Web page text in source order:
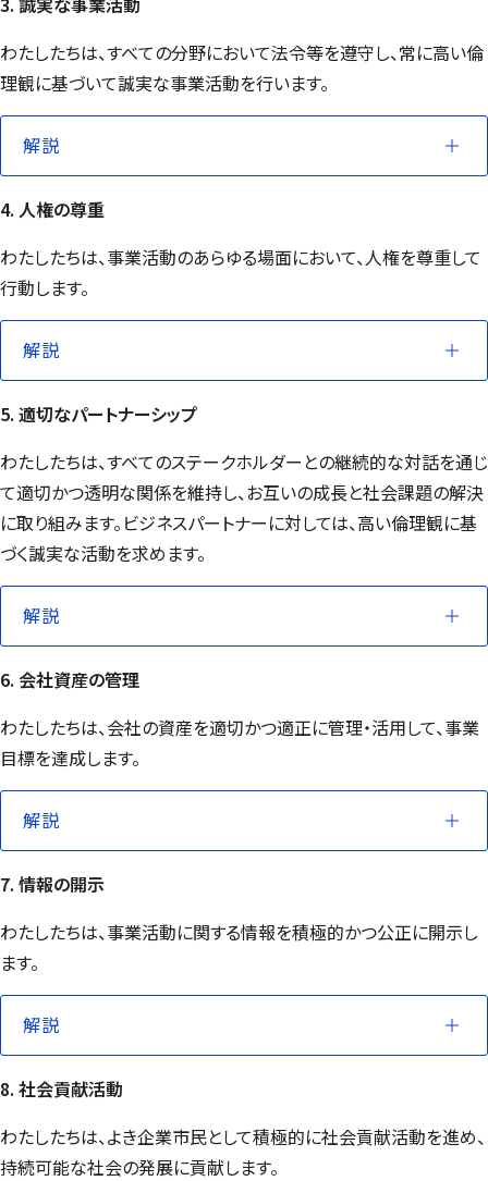
わたしたちは、すべての分野において法令等を遵守し、常に高い倫
理観に基づいて誠実な事業活動を行います。
解説
4. 人権の尊重
わたしたちは、事業活動のあらゆる場面において、人権を尊重して
行動します。
解説
5. 適切なパートナーシップ
わたしたちは、すべてのステークホルダーとの継続的な対話を通じ
て適切かつ透明な関係を維持し、お互いの成長と社会課題の解決
に取り組みます。ビジネスパートナーに対しては、高い倫理観に基
づく誠実な活動を求めます。
解説
6. 会社資産の管理
わたしたちは、会社の資産を適切かつ適正に管理・活用して、事業
目標を達成します。
解説
7. 情報の開示
わたしたちは、事業活動に関する情報を積極的かつ公正に開示し
ます。
解説
8. 社会貢献活動
わたしたちは、よき企業市民として積極的に社会貢献活動を進め、
持続可能な社会の発展に貢献します。